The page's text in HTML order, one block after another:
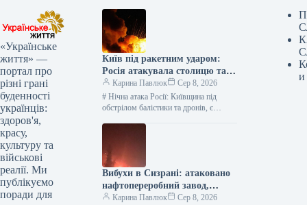
«Українське
життя» —
портал про
різні грані
буденності
українців:
здоров'я,
красу,
культуру та
військові
реалії. Ми
публікуємо
поради для
Київ під ракетним ударом:
Росія атакувала столицю та
область, є жертви —
найсвіжіші подробиці
Карина Павлюк
Сер 8, 2026
# Нічна атака Росії: Київщина під
обстрілом балістики та дронів, є
Вибухи в Сизрані: атаковано
нафтопереробний завод,
розпочалася пожежа
Карина Павлюк Сер 8, 2026
и